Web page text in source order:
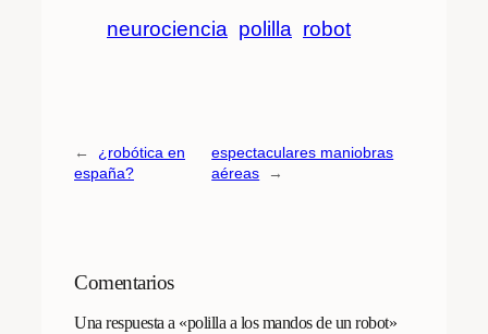
neurociencia polilla robot
←
¿robótica en
españa?
espectaculares maniobras
aéreas
→
Comentarios
Una respuesta a «polilla a los mandos de un robot»